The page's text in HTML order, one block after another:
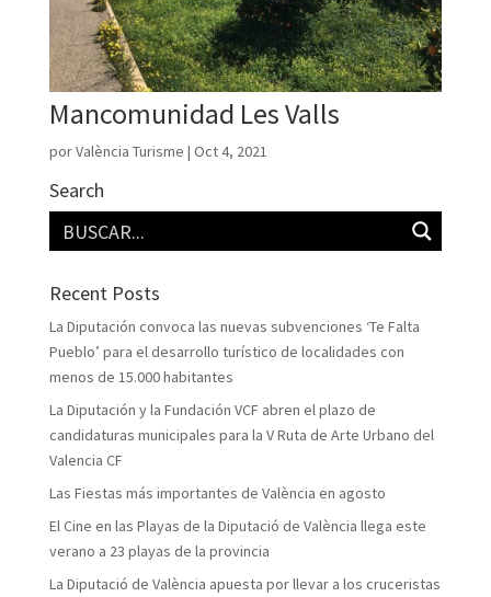
Mancomunidad Les Valls
porValència Turisme | Oct 4, 2021
Search
Recent Posts
La Diputación convoca las nuevas subvenciones ‘Te Falta
Pueblo’ para el desarrollo turístico de localidades con
menos de 15.000 habitantes
La Diputación y la Fundación VCF abren el plazo de
candidaturas municipales para la V Ruta de Arte Urbano del
Valencia CF
Las Fiestas más importantes de València en agosto
El Cine en las Playas de la Diputació de València llega este
verano a 23 playas de la provincia
La Diputació de València apuesta por llevar a los cruceristas